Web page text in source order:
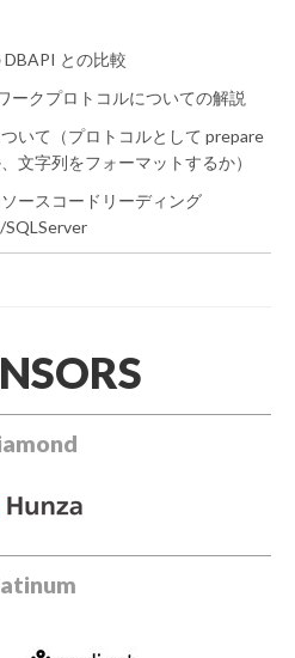
との比較
ークプロトコルについての解説
いて（プロトコルとして prepare
文字列をフォーマットするか）
ースコードリーディング